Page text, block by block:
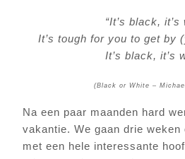
“It’s black, it’s
It’s tough for you to get by
It’s black, it’s
(Black or White –
Na een paar maanden hard
vakantie. We gaan drie weken
met een hele interessante